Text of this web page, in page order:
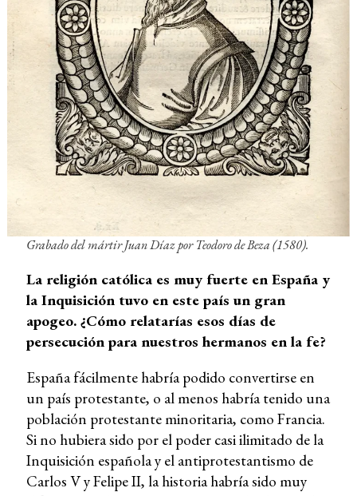
Grabado del mártir Juan Díaz por Teodoro de Beza (1580).
La religión católica es muy fuerte en España y
la Inquisición tuvo en este país un gran
apogeo. ¿Cómo relatarías esos días de
persecución para nuestros hermanos en la fe?
España fácilmente habría podido convertirse en
un país protestante, o al menos habría tenido una
población protestante minoritaria, como Francia.
Si no hubiera sido por el poder casi ilimitado de la
Inquisición española y el antiprotestantismo de
Carlos V y Felipe II, la historia habría sido muy